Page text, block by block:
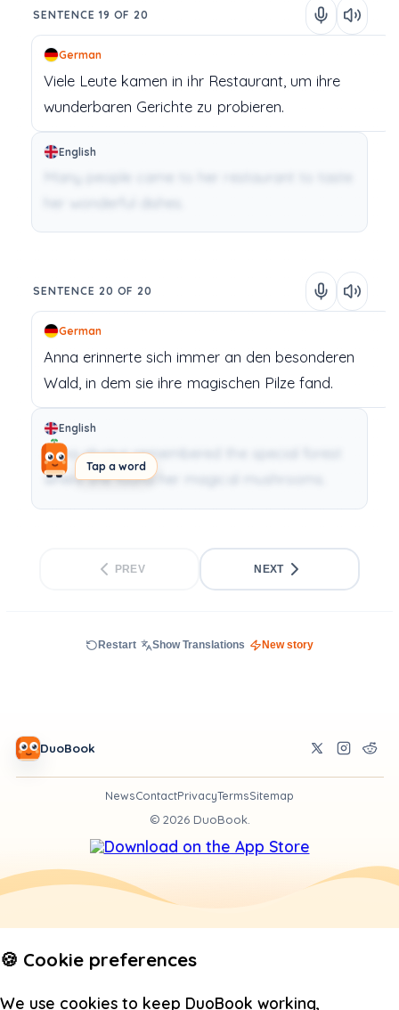
Tap a word
SENTENCE 19 OF 20
German
Viele Leute kamen in ihr Restaurant, um ihre
wunderbaren Gerichte zu probieren.
English
SENTENCE 20 OF 20
German
Anna erinnerte sich immer an den besonderen
Wald, in dem sie ihre magischen Pilzefand.
English
Anna always remembered the special forest
where she found her magical mushrooms.
PREV NEXT
Restart Show Translations New story
DuoBook
NewsContactPrivacyTermsSitemap
© 2026DuoBook.
🍪 Cookie preferences
We use cookies to keep DuoBook working,